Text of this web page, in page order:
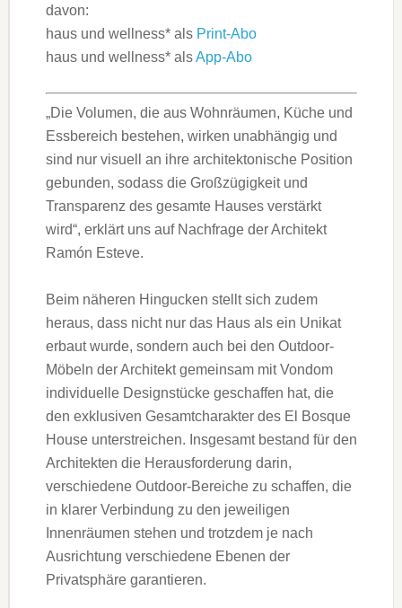
davon:
haus und wellness* als Print-Abo
haus und wellness* alsApp-Abo
„Die Volumen, die aus Wohnräumen, Küche und
Essbereich bestehen, wirken unabhängig und
sind nur visuell an ihre architektonische Position
gebunden, sodass die Großzügigkeit und
Transparenz des gesamte Hauses verstärkt
wird“, erklärt uns auf Nachfrage der Architekt
Ramón Esteve.
Beim näheren Hingucken stellt sich zudem
heraus, dass nicht nur das Haus als ein Unikat
erbaut wurde, sondern auch bei den Outdoor-
Möbeln der Architekt gemeinsam mit Vondom
individuelle Designstücke geschaffen hat, die
den exklusiven Gesamtcharakter des El Bosque
House unterstreichen. Insgesamt bestand für den
Architekten die Herausforderung darin,
verschiedene Outdoor-Bereiche zu schaffen, die
in klarer Verbindung zu den jeweiligen
Innenräumen stehen und trotzdem je nach
Ausrichtung verschiedene Ebenen der
Privatsphäre garantieren.